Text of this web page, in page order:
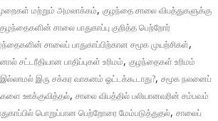
மற்றும் அமலாக்கம், குழந்தை சாலை விபத்துகளுக்கு
சாலை பாதுகாப்பு குறித்த பெற்றோர்
சாலைப் பாதுகாப்பிற்கான சமூக முயற்சிகள்,
சட்டரீதியான பாதிப்புகள் உரிமம், குழந்தைகள் உரிமம்
இரு சக்கர வாகனம் ஓட்டக்கூடாது?, சமூக நலனைப்
ஊக்குவித்தல், சாலை விபத்தில் பலியானவரின் சம்பவம்
பொறுப்பான பெற்றோரை மேம்படுத்துதல், சாலைப்